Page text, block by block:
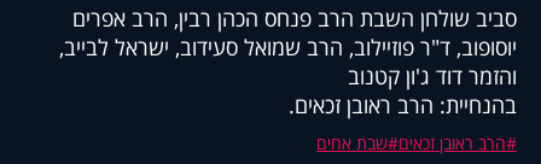
סביב שולחן השבת הרב פנחס הכהן רבין, הרב אפרים
יוסופוב, ד"ר פוזיילוב, הרב שמואל סעידוב, ישראל לבייב,
והזמר דוד ג'ון קטנוב
בהנחיית: הרב ראובן זכאים.
הרב ראובן זכאים שבת אחים